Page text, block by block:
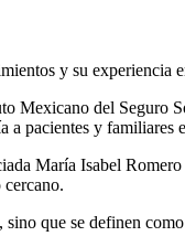
y su experiencia
del Seguro
pacientes y familiares
María Isabel
que se definen